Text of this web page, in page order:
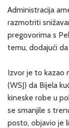
Administracija
razmotriti
pregovorima s
temu, dodajući
Izvor je to kazao
(WSJ) da Bijela
kineske robe u
se smanjile s
posto, objavio je